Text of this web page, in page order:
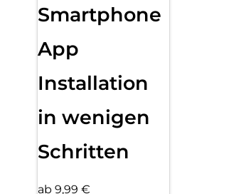
Smartphone
App
Installation
in wenigen
Schritten
ab 9,99 €